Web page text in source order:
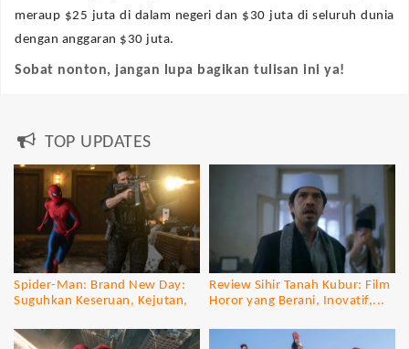
meraup $25 juta di dalam negeri dan $30 juta di seluruh dunia
dengan anggaran $30 juta.
Sobat nonton, jangan lupa bagikan tulisan ini ya!
TOP UPDATES
Spider-Man: Brand New Day:
Suguhkan Keseruan, Kejutan,
Review Sihir Tanah Kubur: Film
Horor yang Berani, Inovatif,...